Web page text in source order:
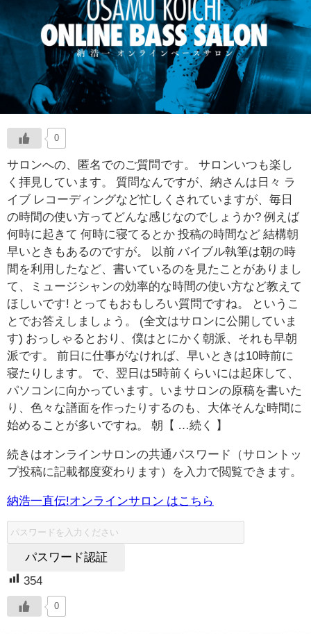
0
サロンへの、匿名でのご質問です。 サロンいつも楽し
く拝見しています。 質問なんですが、納さんは日々 ラ
イブ レコーディングなど忙しくされていますが、毎日
の時間の使い方ってどんな感じなのでしょうか? 例えば
何時に起きて 何時に寝てるとか 投稿の時間など 結構朝
早いときもあるのですが。 以前 バイブル執筆は朝の時
間を利用したなど、書いているのを見たことがありまし
て、ミュージシャンの効率的な時間の使い方など教えて
ほしいです! とってもおもしろい質問ですね。 というこ
とでお答えしましょう。 (全文はサロンに公開していま
す) おっしゃるとおり、僕はとにかく朝派、それも早朝
派です。 前日に仕事がなければ、早いときは10時前に
寝たりします。 で、翌日は5時前くらいには起床して、
パソコンに向かっています。いまサロンの原稿を書いた
り、色々な譜面を作ったりするのも、大体そんな時間に
始めることが多いですね。 朝【 …続く 】
続きはオンラインサロンの共通パスワード（サロントッ
プ投稿に記載都度変わります）を入力で閲覧できます。
納浩一直伝!オンラインサロン はこちら
354
0